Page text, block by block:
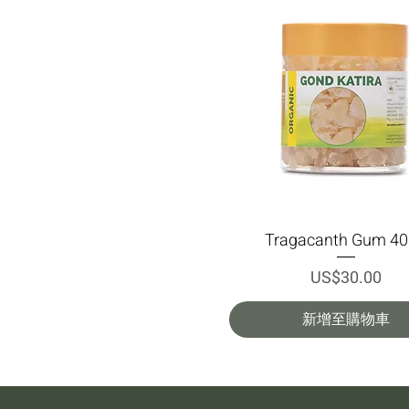
快速瀏覽
Tragacanth Gum
價格
US$30.00
新增至購物車